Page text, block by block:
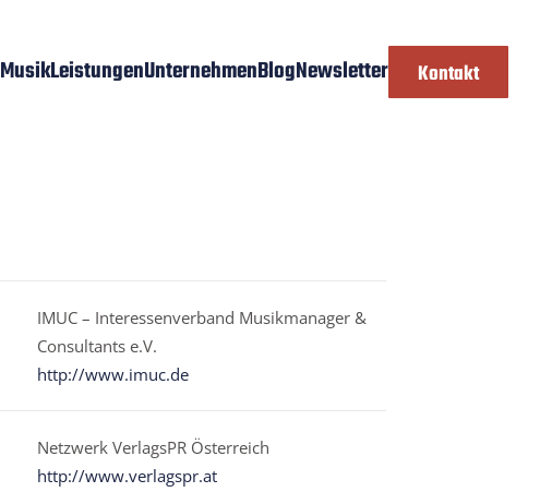
MusikLeistungenUnternehmenBlogNewsletter Kontakt
IMUC – Interessenverband Musikmanager &
Consultants e.V.
http://www.imuc.de
Netzwerk VerlagsPR Österreich
http://www.verlagspr.at